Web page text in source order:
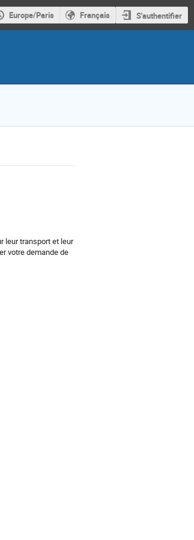
Europe/Paris Français S'authentifier
leur transport et leur
votre demande de